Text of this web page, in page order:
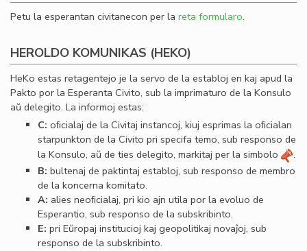
Petu la esperantan civitanecon per la reta formularo.
HEROLDO KOMUNIKAS (HEKO)
HeKo estas retagentejo je la servo de la establoj en kaj apud la
Pakto por la Esperanta Civito, sub la imprimaturo de la Konsulo
aŭ delegito. La informoj estas:
C: oﬁcialaj de la Civitaj instancoj, kiuj esprimas la oﬁcialan
starpunkton de la Civito pri specifa temo, sub responso de
la Konsulo, aŭ de ties delegito, markitaj per la simbolo
.
B: bultenaj de paktintaj establoj, sub responso de membro
de la koncerna komitato.
A: alies neoﬁcialaj, pri kio ajn utila por la evoluo de
Esperantio, sub responso de la subskribinto.
E: pri Eŭropaj institucioj kaj geopolitikaj novaĵoj, sub
responso de la subskribinto.